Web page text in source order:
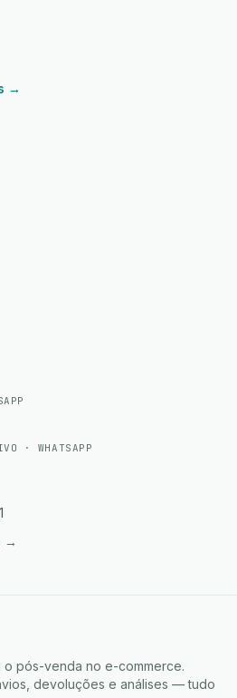
→
· WHATSAPP
→
pós-venda no e-commerce.
devoluções e análises — tudo